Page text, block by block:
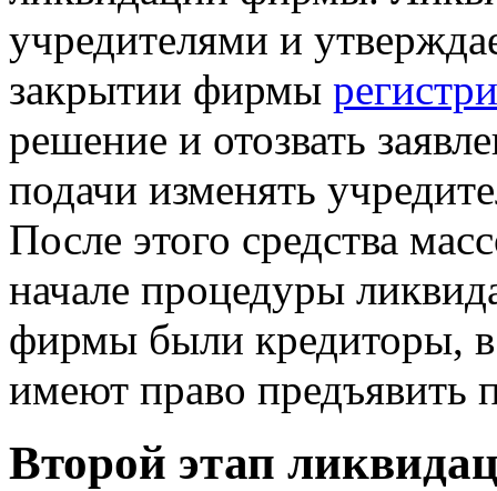
учредителями и
закрытии фирмы
решение и отозвать
подачи изменять
После этого средства
начале процедуры
фирмы были кредиторы, в
имеют право предъявить
Второй этап